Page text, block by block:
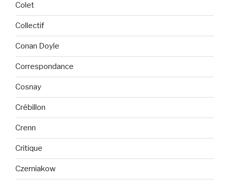
Colet
Collectif
Conan Doyle
Correspondance
Cosnay
Crébillon
Crenn
Critique
Czerniakow